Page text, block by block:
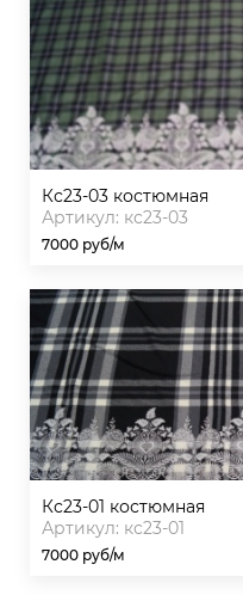
кс23-03 костюмная
Артикул: кс23-03
7000 руб/м
кс23-01 костюмная
Артикул: кс23-01
7000 руб/м